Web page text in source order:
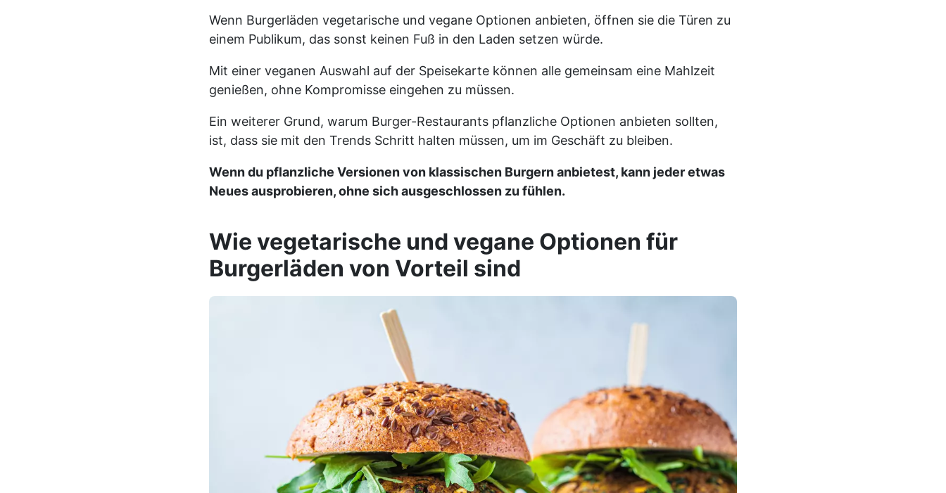
Wenn Burgerläden vegetarische und vegane Optionen anbieten, öffnen sie die Türen zu
einem Publikum, das sonst keinen Fuß in den Laden setzen würde.
Mit einer veganen Auswahl auf der Speisekarte können alle gemeinsam eine Mahlzeit
genießen, ohne Kompromisse eingehen zu müssen.
Ein weiterer Grund, warum Burger-Restaurants pflanzliche Optionen anbieten sollten,
ist, dass sie mit den Trends Schritt halten müssen, um im Geschäft zu bleiben.
Wenn du pflanzliche Versionen von klassischen Burgern anbietest, kann jeder etwas
Neues ausprobieren, ohne sich ausgeschlossen zu fühlen.
Wie vegetarische und vegane Optionen für
Burgerläden von Vorteil sind